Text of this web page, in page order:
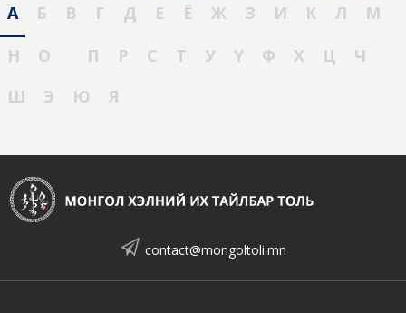
А Б В Г Д Е Ё Ж З И К Л
М
Н
О П Р С Т У Ү Ф Х Ц
Ч
Ш
Э Ю Я
contact@mongoltoli.mn